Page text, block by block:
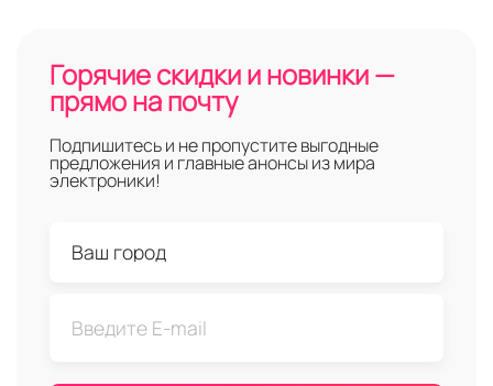
Горячие скидки и новинки —
прямо на почту
Подпишитесь и не пропустите выгодные
предложения и главные анонсы из мира
электроники!